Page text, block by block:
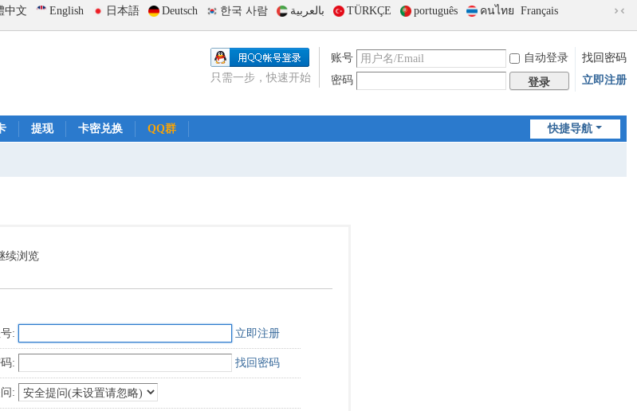
中文 English 日本語 Deutsch 한국 사람 بالعربية TÜRKÇE português คนไทย Français
到
版
账号 自动登录
找回密码
密码
登录 立即注册
只需一步，快速开始
快捷导航
提现 卡密兑换 QQ群
续浏览
: 立即注册
: 找回密码
: